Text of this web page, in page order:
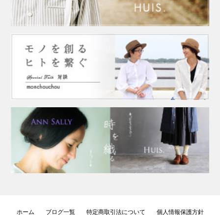
ホーム ブログ一覧 特定商取引法について 個人情報保護方針